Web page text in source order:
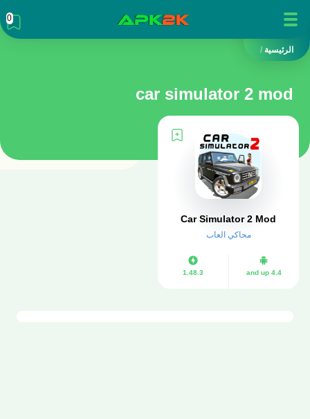
0
الرئيسية /
car simulator 2 mod
Car Simulator 2 Mod
محاكي العاب
4.4 and up
1.48.3